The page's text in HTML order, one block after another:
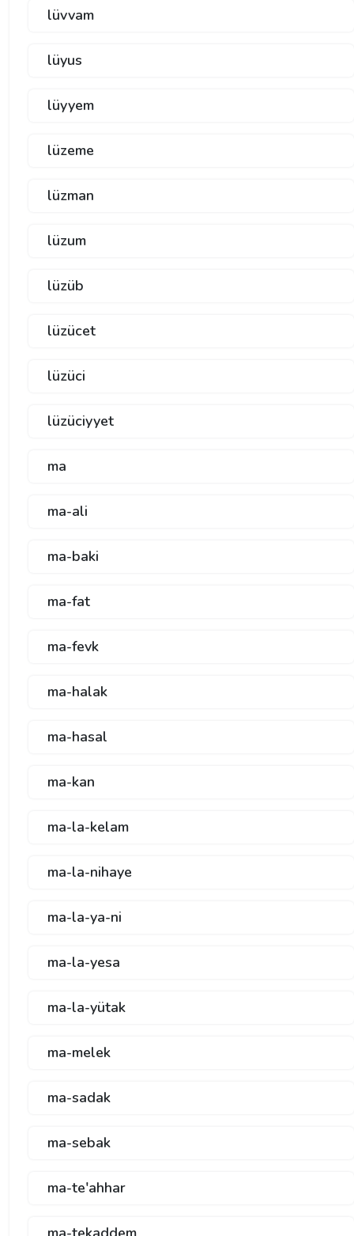
lüvvam
lüyus
lüyyem
lüzeme
lüzman
lüzum
lüzüb
lüzücet
lüzüci
lüzüciyyet
ma
ma-ali
ma-baki
ma-fat
ma-fevk
ma-halak
ma-hasal
ma-kan
ma-la-kelam
ma-la-nihaye
ma-la-ya-ni
ma-la-yesa
ma-la-yütak
ma-melek
ma-sadak
ma-sebak
ma-te'ahhar